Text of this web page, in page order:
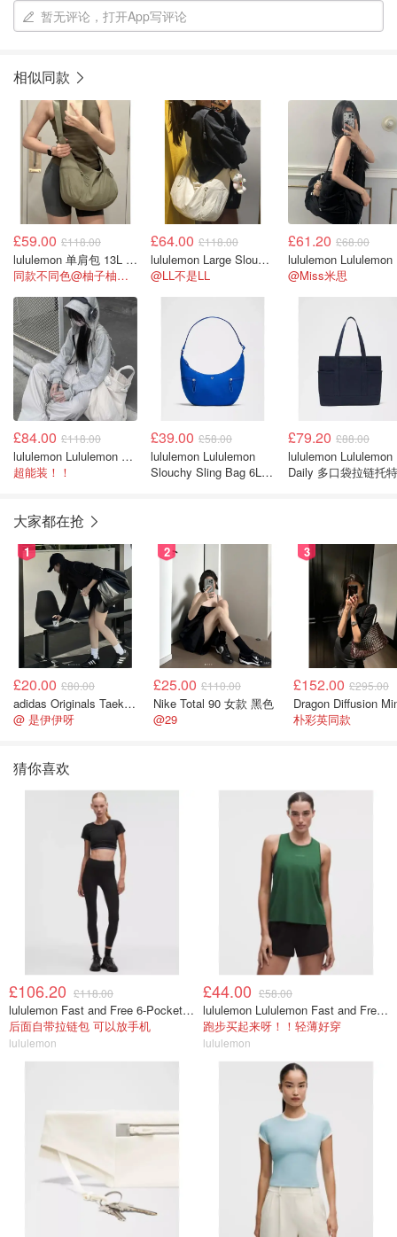
暂无评论，打开App写评论
相似同款
£59.00 £118.00
lululemon 单肩包 13L 伞绳款
同款不同色@柚子柚子柚子叶
£64.00 £118.00
lululemon Large Slouchy Sling Bag 13L
@LL不是LL
£61.20 £68.00
@Miss米思
£84.00 £118.00
lululemon Lululemon On My Level 20L 手提袋
超能装！！
£39.00 £58.00
lululemon Lululemon
Slouchy Sling Bag 6L
£79.20 £88.00
lululemon Lululemon
Daily 多口袋拉链托
大家都在抢
1
£20.00 £80.00
adidas Originals Taekwondo 女款黑色运动鞋
@ 是伊伊呀
2
£25.00 £110.00
Nike Total 90 女款 黑色
@29
3
£152.00 £295.00
朴彩英同款
猜你喜欢
£106.20 £118.00
lululemon Fast and Free 6-Pocket 高腰紧身裤 25英寸
后面自带拉链包 可以放手机
lululemon
£44.00 £58.00
lululemon Lululemon Fast and Free 女士背心
跑步买起来呀！！轻薄好穿
lululemon